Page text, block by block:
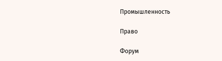
Промышленность
Право
Форум